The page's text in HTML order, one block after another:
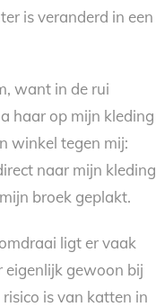
is veranderd in een
want in de rui
haar op mijn kleding
winkel tegen mij:
naar mijn kleding
broek geplakt.
ligt er vaak
eigenlijk gewoon bij
is van katten in